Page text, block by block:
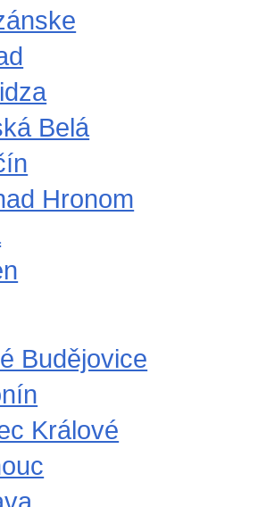
Belá
Hronom
Budějovice
Králové